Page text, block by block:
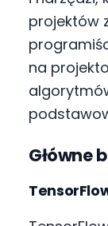
projektów
na
Główne